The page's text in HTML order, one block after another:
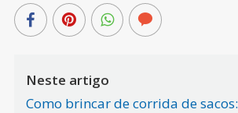
Neste artigo
Como brincar de corrida de sacos: